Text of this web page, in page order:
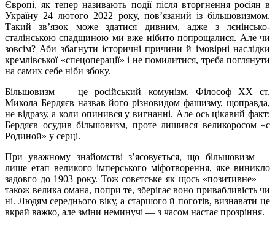
Європі, як тепер називають події після вторгнення росіян в
Україну 24 лютого 2022 року, пов’язаний із більшовизмом.
Такий зв’язок може здатися дивним, адже з лєнінсько-
сталінською спадщиною ми вже нібито попрощалися. Але чи
зовсім? Аби збагнути історичні причини й імовірні наслідки
кремлівської «спецоперації» і не помилитися, треба поглянути
на самих себе ніби збоку.
Більшовизм — це російський комунізм. Філософ ХХ ст.
Микола Бердяєв назвав його різновидом фашизму, щоправда,
не відразу, а коли опинився у вигнанні. Але ось цікавий факт:
Бердяєв осудив більшовизм, проте лишився великоросом «с
Родиной» у серці.
При уважному знайомстві з’ясовується, що більшовизм —
лише етап великого імперського міфотворення, яке виникло
задовго до 1903 року. Тож совєтське як щось «позитивне» —
також велика омана, попри те, зберігає воно привабливість чи
ні. Людям середнього віку, а старшого й поготів, визнавати це
вкрай важко, але зміни неминучі — з часом настає прозріння.